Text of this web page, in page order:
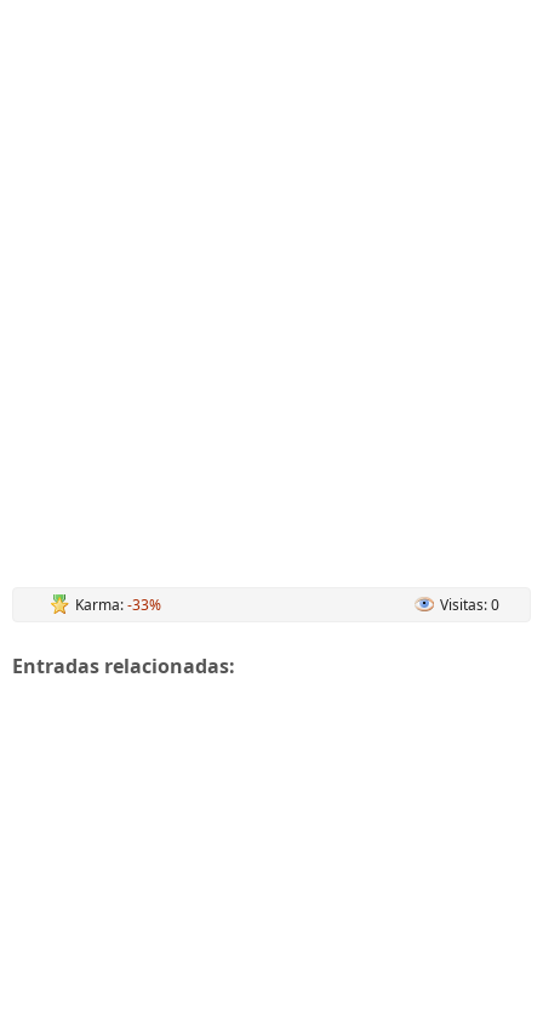
Karma:-33% Visitas: 0
Entradas relacionadas: